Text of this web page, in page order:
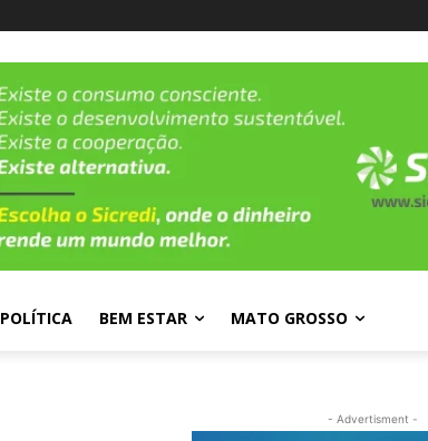
POLÍTICA BEM ESTAR MATO GROSSO
- Advertisment -